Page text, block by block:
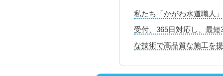
私たち「かがわ水道職人
受付、365日対応し、最
な技術で高品質な施工を